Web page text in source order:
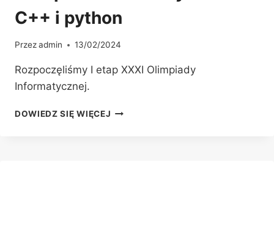
C++ i python
Przezadmin 13/02/2024
Rozpoczęliśmy I etap XXXI Olimpiady
Informatycznej.
DOWIEDZ SIĘ WIĘCEJ OLIMPIADA